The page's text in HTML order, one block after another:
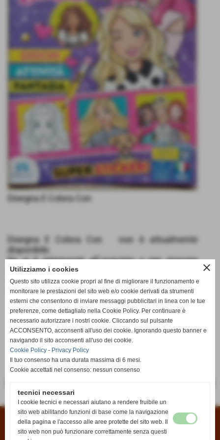
Disegna E Colora Con
Disegna E Colora Con non è attualmente
disponibile.
Se si è interessati all´acquisto o per ricevere
informazioni potete scriverci dalla pagina
Contattioppure all´indirizzo email
info@anticaedicola.it
€ 5,99
Condizioni di vendita|Informativa sui cookies|Informativa sulla privacy
close
Utilizziamo i cookies
Questo sito utilizza cookie propri al fine di migliorare il funzionamento e
monitorare le prestazioni del sito web e/o cookie derivati da strumenti
esterni che consentono di inviare messaggi pubblicitari in linea con le tue
preferenze, come dettagliato nella Cookie Policy. Per continuare è
necessario autorizzare i nostri cookie. Cliccando sul pulsante
ACCONSENTO, acconsenti all'uso dei cookie. Ignorando questo banner e
navigando il sito acconsenti all'uso dei cookie.
Cookie Policy - Privacy Policy
Il tuo consenso ha una durata massima di 6 mesi.
Cookie accettati nel consenso: nessun consenso
tecnici necessari
I cookie tecnici e necessari aiutano a rendere fruibile un
sito web abilitando funzioni di base come la navigazione
della pagina e l'accesso alle aree protette del sito web. Il
sito web non può funzionare correttamente senza questi